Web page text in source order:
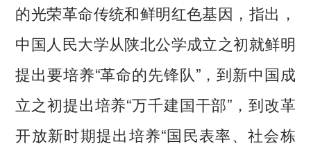
的光荣革命传统和鲜明红色基因，指出，
中国人民大学从陕北公学成立之初就鲜明
提出要培养“革命的先锋队”，到新中国成
立之初提出培养“万千建国干部”，到改革
开放新时期提出培养“国民表率、社会栋